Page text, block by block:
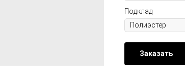
Подклад
Заказать